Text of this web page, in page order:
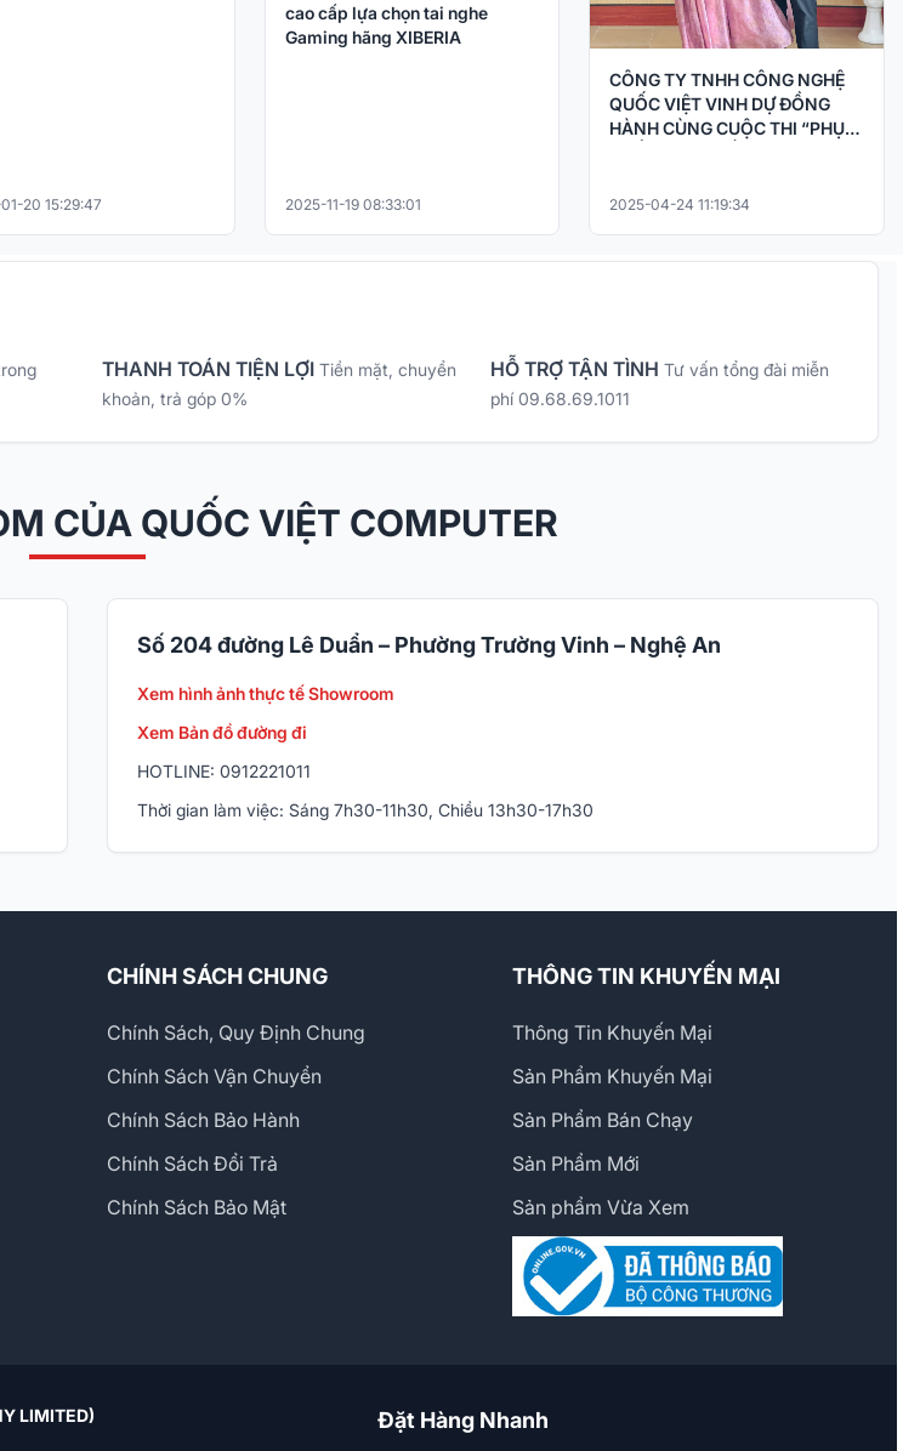
20 15:29:47
cao cấp lựa chọn tai nghe
Gaming hãng XIBERIA
2025-11-19 08:33:01
CÔNG TY TNHH CÔNG NGHỆ
QUỐC VIỆT VINH DỰ ĐỒNG
HÀNH CÙNG CUỘC THI “PHỤC
2025-04-24 11:19:34
THANH TOÁN TIỆN LỢI Tiền mặt, chuyển
khoản, trả góp 0%
HỖ TRỢ TẬN TÌNH Tư vấn tổng đài miễn
phí 09.68.69.1011
CỦA QUỐC VIỆT COMPUTER
Số 204 đường Lê Duẩn – Phường Trường Vinh – Nghệ An
Xem hình ảnh thực tế Showroom
Xem Bản đồ đường đi
HOTLINE: 0912221011
Thời gian làm việc: Sáng 7h30-11h30, Chiều 13h30-17h30
CHÍNH SÁCH CHUNG
Chính Sách, Quy Định Chung
Chính Sách Vận Chuyển
Chính Sách Bảo Hành
Chính Sách Đổi Trả
Chính Sách Bảo Mật
THÔNG TIN KHUYẾN MẠI
Thông Tin Khuyến Mại
Sản Phẩm Khuyến Mại
Sản Phẩm Bán Chạy
Sản Phẩm Mới
Sản phẩm Vừa Xem
LIMITED)
Đặt Hàng Nhanh